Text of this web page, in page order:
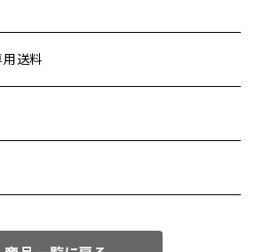
用送料